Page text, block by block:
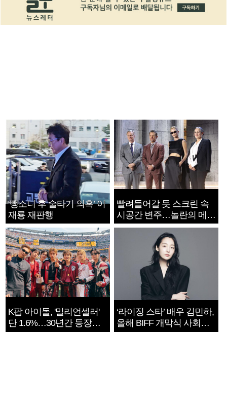
‘뺑소니 후 술타기 의혹’ 이
재룡 재판행
빨려들어갈 듯 스크린 속
시공간 변주…놀란의 메시
지는 ‘전쟁 속죄’
K팝 아이돌, '밀리언셀러'
단 1.6%…30년간 등장
1182개팀 전수조사
‘라이징 스타’ 배우 김민하,
올해 BIFF 개막식 사회자
확정